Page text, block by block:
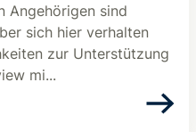
Angehörigen sind
sich hier verhalten
zur Unterstützung
mi...